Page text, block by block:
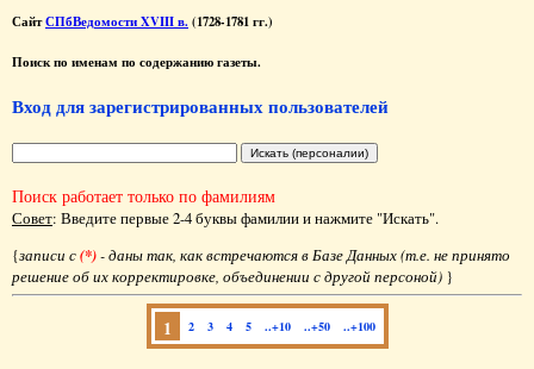
СайтСПбВедомости XVIII в. (1728-1781 гг.)
Поиск по именам по содержанию газеты.
Вход для зарегистрированных пользователей
Поиск работает только по фамилиям
Совет: Введите первые 2-4 буквы фамилии и нажмите "Искать".
{записи с(*)- даны так, как встречаются в Базе Данных (т.е. не принято
решение об их корректировке, объединении с другой персоной) }
1 2 3 4 5 ..+10 ..+50 ..+100